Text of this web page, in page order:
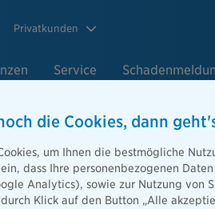
Privatkunden
Service
bei
die Cookies, dann
um Ihnen die bestmögliche
dass Ihre personenbezogenen
Analytics), sowie zur Nutzung von
Klick auf den Button „Alle